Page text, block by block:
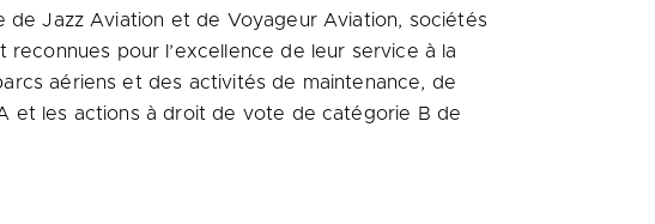
de Jazz Aviation et de Voyageur Aviation, sociétés
pour l’excellence de leur service à la
aériens et des activités de maintenance, de
et les actions à droit de vote de catégorie B de